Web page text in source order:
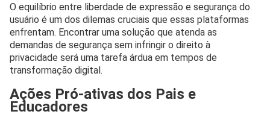
O equilíbrio entre liberdade de expressão e segurança do
usuário é um dos dilemas cruciais que essas plataformas
enfrentam. Encontrar uma solução que atenda as
demandas de segurança sem infringir o direito à
privacidade será uma tarefa árdua em tempos de
transformação digital.
Ações Pró-ativas dos Pais e
Educadores